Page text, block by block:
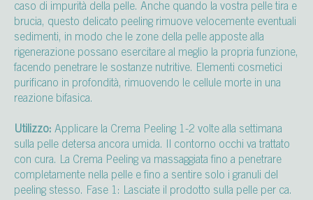
caso di impurità della pelle. Anche quando la vostra pelle tira e
brucia, questo delicato peeling rimuove velocemente eventuali
sedimenti, in modo che le zone della pelle apposte alla
rigenerazione possano esercitare al meglio la propria funzione,
facendo penetrare le sostanze nutritive. Elementi cosmetici
purificano in profondità, rimuovendo le cellule morte in una
reazione bifasica.
Utilizzo: Applicare la Crema Peeling 1-2 volte alla settimana
sulla pelle detersa ancora umida. Il contorno occhi va trattato
con cura. La Crema Peeling va massaggiata fino a penetrare
completamente nella pelle e fino a sentire solo i granuli del
peeling stesso. Fase 1: Lasciate il prodotto sulla pelle per ca.